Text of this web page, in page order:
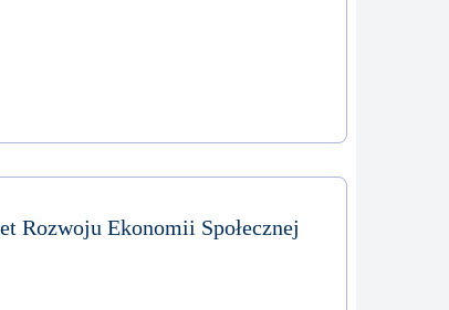
Rozwoju Ekonomii Społecznej